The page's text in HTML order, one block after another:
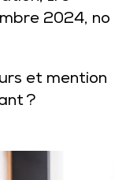
2024, no
et mention
?